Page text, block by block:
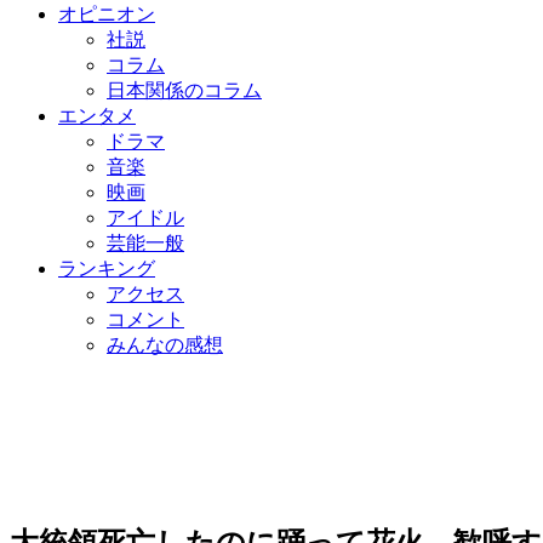
オピニオン
社説
コラム
日本関係のコラム
エンタメ
ドラマ
音楽
映画
アイドル
芸能一般
ランキング
アクセス
コメント
みんなの感想